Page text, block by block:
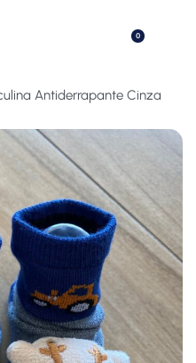
0
Antiderrapante Cinza